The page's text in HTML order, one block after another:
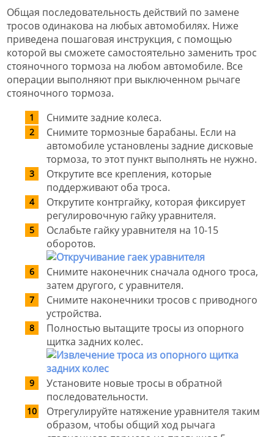
Общая последовательность действий по замене
тросов одинакова на любых автомобилях. Ниже
приведена пошаговая инструкция, с помощью
которой вы сможете самостоятельно заменить трос
стояночного тормоза на любом автомобиле. Все
операции выполняют при выключенном рычаге
стояночного тормоза.
Снимите задние колеса.
Снимите тормозные барабаны. Если на
автомобиле установлены задние дисковые
тормоза, то этот пункт выполнять не нужно.
Открутите все крепления, которые
поддерживают оба троса.
Открутите контргайку, которая фиксирует
регулировочную гайку уравнителя.
Ослабьте гайку уравнителя на 10-15
оборотов.
Снимите наконечник сначала одного троса,
затем другого, с уравнителя.
Снимите наконечники тросов с приводного
устройства.
Полностью вытащите тросы из опорного
щитка задних колес.
Установите новые тросы в обратной
последовательности.
Отрегулируйте натяжение уравнителя таким
образом, чтобы общий ход рычага